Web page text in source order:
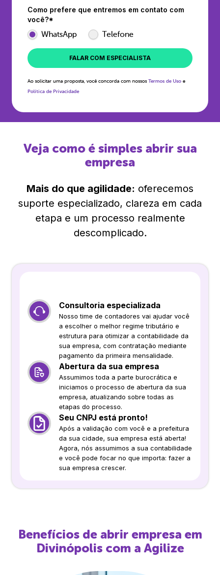
Como prefere que entremos em contato com
você?*
WhatsApp Telefone
FALAR COM ESPECIALISTA
Ao solicitar uma proposta, você concorda com nossos Termos de Uso e
Política de Privacidade
Veja como é simples abrir sua
empresa
Mais do que agilidade: oferecemos
suporte especializado, clareza em cada
etapa e um processo realmente
descomplicado.
Consultoria especializada
Nosso time de contadores vai ajudar você
a escolher o melhor regime tributário e
estrutura para otimizar a contabilidade da
sua empresa, com contratação mediante
pagamento da primeira mensalidade.
Abertura da sua empresa
Assumimos toda a parte burocrática e
iniciamos o processo de abertura da sua
empresa, atualizando sobre todas as
etapas do processo.
Seu CNPJ está pronto!
Após a validação com você e a prefeitura
da sua cidade, sua empresa está aberta!
Agora, nós assumimos a sua contabilidade
e você pode focar no que importa: fazer a
sua empresa crescer.
Benefícios de abrir empresa em
Divinópoliscom a Agilize